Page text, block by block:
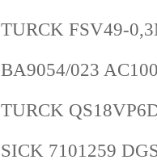
TURCK FSV49-
BA9054/023
TURCK
SICK 7101259